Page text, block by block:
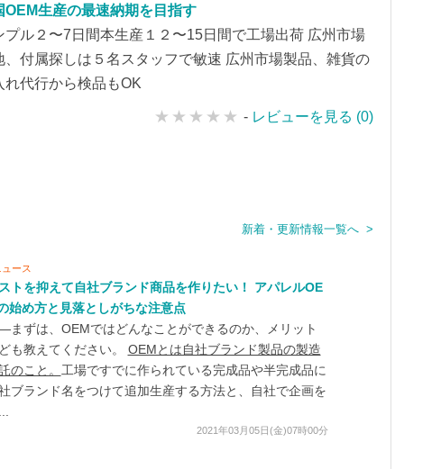
OEM生産の最速納期を目指す
プル２〜7日間本生産１２〜15日間で工場出荷 広州市場
、付属探しは５名スタッフで敏速 広州市場製品、雑貨の
れ代行から検品もOK
- レビューを見る (0)
新着・更新情報一覧へ >
ュース
トを抑えて自社ブランド商品を作りたい！ アパレルOE
始め方と見落としがちな注意点
ずは、OEMではどんなことができるのか、メリット
も教えてください。 OEMとは自社ブランド製品の製造
のこと。 工場ですでに作られている完成品や半完成品に
ブランド名をつけて追加生産する方法と、自社で企画を
2021年03月05日(金)07時00分